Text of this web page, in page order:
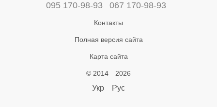
095 170-98-93 067 170-98-93
Контакты
Полная версия сайта
Карта сайта
© 2014—2026
Укр Рус